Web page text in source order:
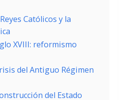
Católicos y la
XVIII: reformismo
del Antiguo Régimen
del Estado